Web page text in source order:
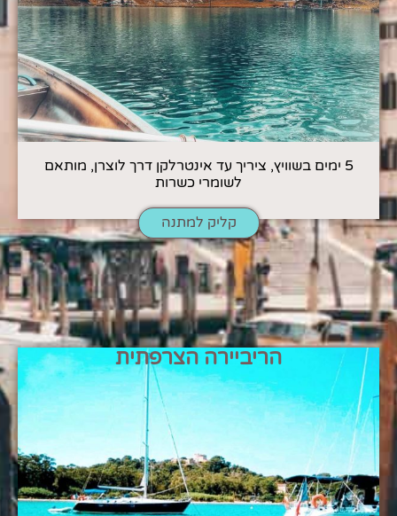
5 ימים בשוויץ, ציריך עד אינטרלקן דרך לוצרן, מותאם
לשומרי כשרות
קליק למתנה
הריביירה הצרפתית